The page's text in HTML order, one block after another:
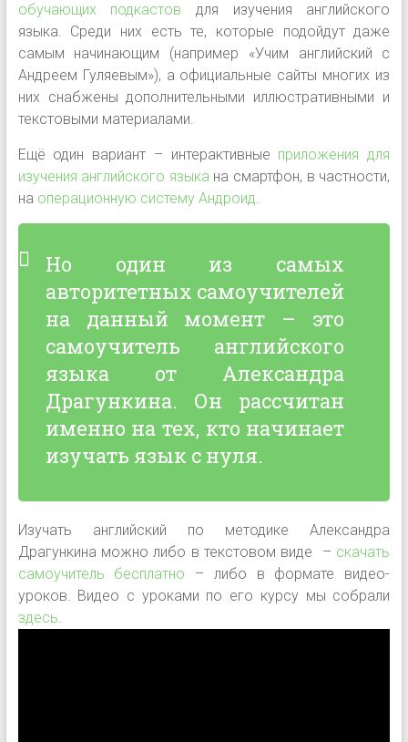
обучающих подкастов для изучения английского
языка. Среди них есть те, которые подойдут даже
самым начинающим (например «Учим английский с
Андреем Гуляевым»), а официальные сайты многих из
них снабжены дополнительными иллюстративными и
текстовыми материалами.
Ещё один вариант – интерактивные приложения для
изучения английского языка на смартфон, в частности,
на операционную систему Андроид.
Но один из самых
авторитетных самоучителей
на данный момент – это
самоучитель английского
языка от Александра
Драгункина. Он рассчитан
именно на тех, кто начинает
изучать язык с нуля.
Изучать английский по методике Александра
Драгункина можно либо в текстовом виде – скачать
самоучитель бесплатно
– либо в формате видео-
уроков. Видео с уроками по его курсу мы собрали
здесь.